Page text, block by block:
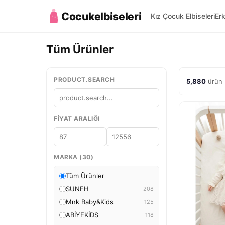
Cocukelbiseleri Kız Çocuk Elbiseleri
Tüm Ürünler
PRODUCT.SEARCH
FIYAT ARALIĞI
MARKA (30)
Tüm Ürünler
SUNEH
208
Mnk Baby&Kids 125
ABİYEKİDS 118
5,880 ürün